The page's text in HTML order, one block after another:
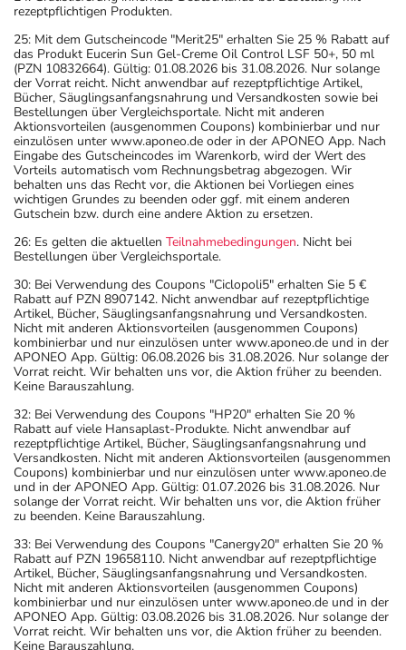
rezeptpflichtigen Produkten.
25: Mit dem Gutscheincode "Merit25" erhalten Sie 25 % Rabatt auf
das Produkt Eucerin Sun Gel-Creme Oil Control LSF 50+, 50 ml
(PZN 10832664). Gültig: 01.08.2026 bis 31.08.2026. Nur solange
der Vorrat reicht. Nicht anwendbar auf rezeptpflichtige Artikel,
Bücher, Säuglingsanfangsnahrung und Versandkosten sowie bei
Bestellungen über Vergleichsportale. Nicht mit anderen
Aktionsvorteilen (ausgenommen Coupons) kombinierbar und nur
einzulösen unter www.aponeo.de oder in der APONEO App. Nach
Eingabe des Gutscheincodes im Warenkorb, wird der Wert des
Vorteils automatisch vom Rechnungsbetrag abgezogen. Wir
behalten uns das Recht vor, die Aktionen bei Vorliegen eines
wichtigen Grundes zu beenden oder ggf. mit einem anderen
Gutschein bzw. durch eine andere Aktion zu ersetzen.
26: Es gelten die aktuellen Teilnahmebedingungen. Nicht bei
Bestellungen über Vergleichsportale.
30: Bei Verwendung des Coupons "Ciclopoli5" erhalten Sie 5 €
Rabatt auf PZN 8907142. Nicht anwendbar auf rezeptpflichtige
Artikel, Bücher, Säuglingsanfangsnahrung und Versandkosten.
Nicht mit anderen Aktionsvorteilen (ausgenommen Coupons)
kombinierbar und nur einzulösen unter www.aponeo.de und in der
APONEO App. Gültig: 06.08.2026 bis 31.08.2026. Nur solange der
Vorrat reicht. Wir behalten uns vor, die Aktion früher zu beenden.
Keine Barauszahlung.
32: Bei Verwendung des Coupons "HP20" erhalten Sie 20 %
Rabatt auf viele Hansaplast-Produkte. Nicht anwendbar auf
rezeptpflichtige Artikel, Bücher, Säuglingsanfangsnahrung und
Versandkosten. Nicht mit anderen Aktionsvorteilen (ausgenommen
Coupons) kombinierbar und nur einzulösen unter www.aponeo.de
und in der APONEO App. Gültig: 01.07.2026 bis 31.08.2026. Nur
solange der Vorrat reicht. Wir behalten uns vor, die Aktion früher
zu beenden. Keine Barauszahlung.
33: Bei Verwendung des Coupons "Canergy20" erhalten Sie 20 %
Rabatt auf PZN 19658110. Nicht anwendbar auf rezeptpflichtige
Artikel, Bücher, Säuglingsanfangsnahrung und Versandkosten.
Nicht mit anderen Aktionsvorteilen (ausgenommen Coupons)
kombinierbar und nur einzulösen unter www.aponeo.de und in der
APONEO App. Gültig: 03.08.2026 bis 31.08.2026. Nur solange der
Vorrat reicht. Wir behalten uns vor, die Aktion früher zu beenden.
Keine Barauszahlung.